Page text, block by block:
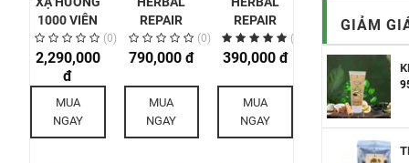
GIẢM
1000 VIÊN
(0)
2,290,000
đ
MUA
NGAY
REPAIR
CREAM
(KEM PHỤC
500ML
(0)
790,000 đ
MUA
NGAY
REPAIR
CREAM
(KEM PHỤC
200ML
(1)
390,000 đ
MUA
NGAY